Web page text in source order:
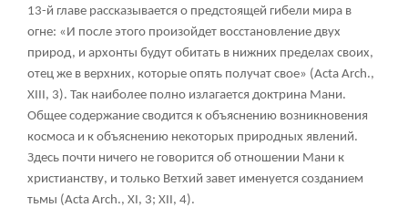
13-й главе рассказывается о предстоящей гибели мира в
огне: «И после этого произойдет восстановление двух
природ, и архонты будут обитать в нижних пределах своих,
отец же в верхних, которые опять получат свое» (Acta Arch.,
XIII, 3). Так наиболее полно излагается доктрина Мани.
Общее содержание сводится к объяснению возникновения
космоса и к объяснению некоторых природных явлений.
Здесь почти ничего не говорится об отношении Мани к
христианству, и только Ветхий завет именуется созданием
тьмы (Acta Arch., XI, 3; XII, 4).